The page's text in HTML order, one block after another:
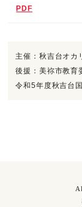
PDF
主催：秋吉台オカ
後援：美祢市教育
令和5年度秋吉台